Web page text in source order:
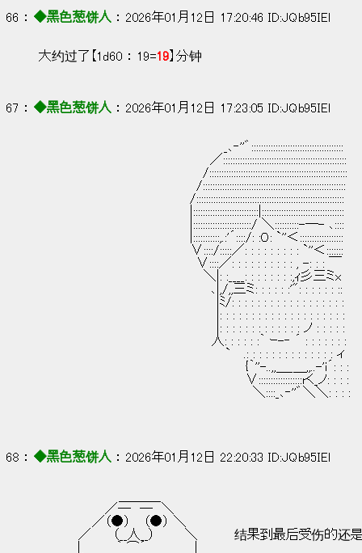
66 ： ◆黑色葱饼人 ： 2026年01月12日 17:20:46 ID:JQb95IEl
大约过了【1d60 ： 19=19】分钟
67 ： ◆黑色葱饼人 ： 2026年01月12日 17:23:05 ID:JQb95IEl
_､‐''゛::::::::::::::::::::::::::::::::::::::
／:::::::::::::::::::::::::::::::::::::::::::::::::::
/:::::::::::::::::::::::::::::::::::::::::::::::::::::::::
/:::::::::::::::::::::::::::::::::::::::::::::::::::::::::::
/:::::::::::::::::::::::::::::::::::::::::::::::::::::::::::::
|:::::::::::::::::::::::::::|::::::::::::::::::::::::::::::::::
|::::::::::::::::::::::::/ ＼::::::::::-―- ､::::
|:::::::::::,.:'´::::/: :０: `''＜::::::::::::::::::
∨::::/:::::／: : : : : : : : : `''＜:::::::
∨::::／: : : : : : : : : : , -: : : ￣
＼|: :____: : : : : : : :,ｨ彡三ミx
､|,/,,三ミ: : : : : :'": : : : : : ::
|ﾐ/: : : : : : : : : : : : : : : : : :
|: : : : : : : : : : : : : : : : : : : :
|: : : : : : : : : : : : : ノ : : : : :
人: : : : : :｀ ｰ-‐ ´ : : : : : : :
`　 .: : : : : : : : : : : : : : ィ
{｀''-..,,＿_＿,,..-'i´: : :
∨::::::::::::::::::rく_ノ: : : :
＼::::_､‐''゛＼＼: : : :
68 ： ◆黑色葱饼人 ： 2026年01月12日 22:20:33 ID:JQb95IEl
／―　―　＼
／（●） 　（●） ＼
／　 　（__人__） 　 　 ＼         结果到最后受伤的还